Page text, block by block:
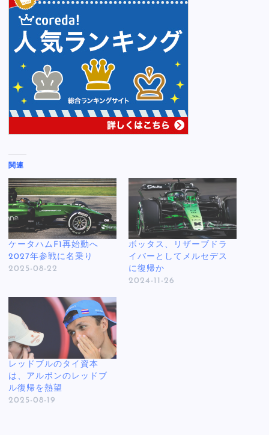
関連
ケータハムF1再始動へ
2027年参戦に名乗り
2025-08-22
ボッタス、リザーブドラ
イバーとしてメルセデス
に復帰か
2024-11-26
レッドブルのタイ資本
は、アルボンのレッドブ
ル復帰を熱望
2025-08-19